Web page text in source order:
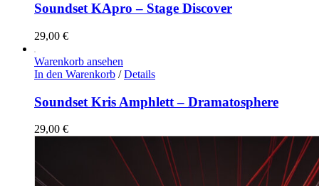
Soundset KApro – Stage Discover
29,00 €
Warenkorb ansehen
In den Warenkorb / Details
Soundset Kris Amphlett – Dramatosphere
29,00 €